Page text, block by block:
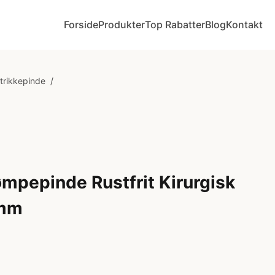
ForsideProdukterTop RabatterBlogKontakt
/
Rustfrit Kirurgisk